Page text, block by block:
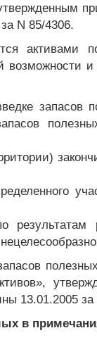
N 85/4306.
активами
запасов
13.01.2005 за
в